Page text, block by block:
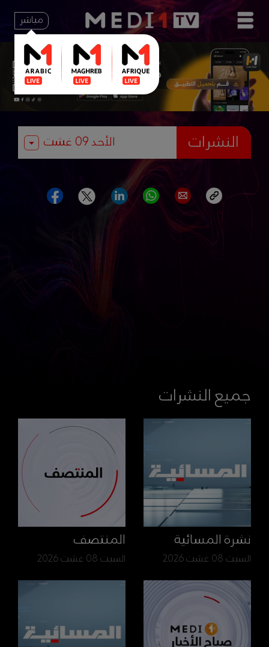
مباشر
النشرات
جميع النشرات
نشرة المسائية
السبت 08 غشت 2026
المنتصف
السبت 08 غشت 2026